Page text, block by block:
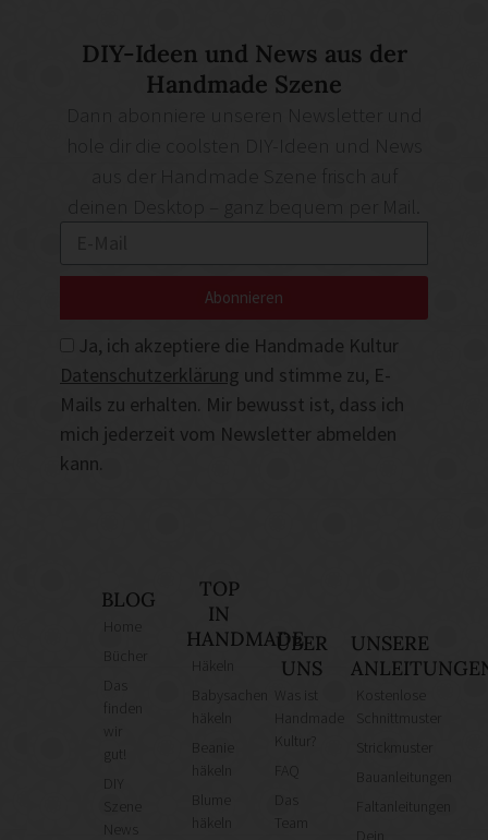
DIY-Ideen und News aus der
Handmade Szene
deinen Desktop – ganz bequem per Mail.
Ja, ich akzeptiere die Handmade Kultur
Datenschutzerklärung und stimme zu, E-
Mails zu erhalten. Mir bewusst ist, dass ich
mich jederzeit vom Newsletter abmelden
kann.
Abonnieren
BLOG
finden
gut!
News
TOP
IN
HANDMADE
häkeln
häkeln
ÜBER
UNS
Was ist
Kultur?
Team
UNSERE
Kostenlose
Schnittmuster
Strickmuster
Bauanleitungen
Faltanleitungen